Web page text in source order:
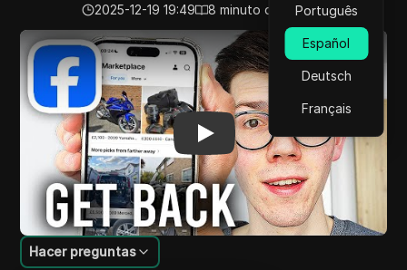
Português
Español
Deutsch
Français
2025-12-19 19:49
8 minuto de lectura
Play Video:Cómo recuperar Facebook Marketplace -
Hacer preguntas